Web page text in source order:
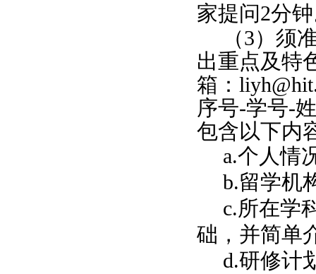
家提问2分
（3）须
出重点及特
箱：
序号-学号-
包含以下内
a.个人情
b.留学机
c.所在学
础，并简单
d.研修计